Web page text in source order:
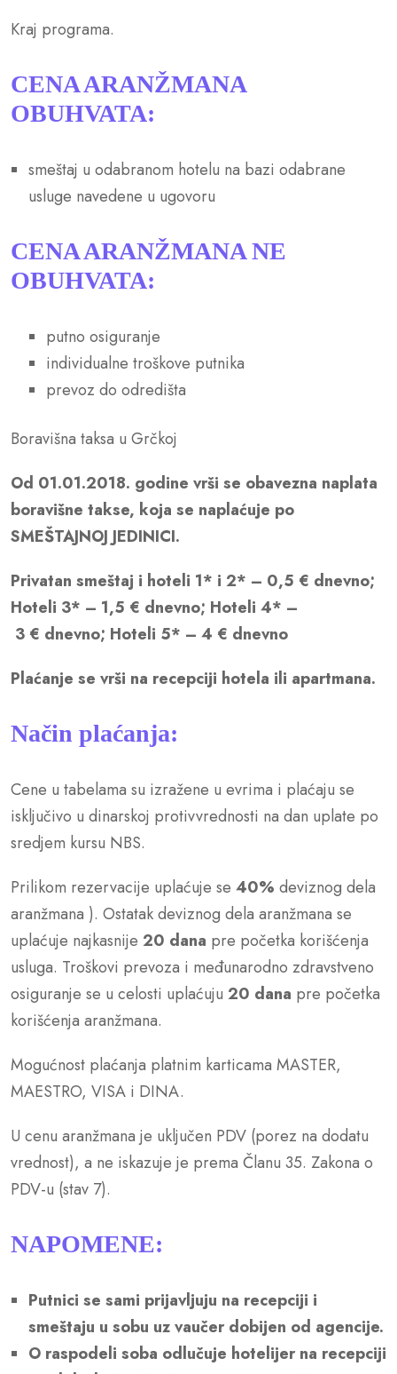
Kraj programa.
CENA ARANŽMANA
OBUHVATA:
smeštaj u odabranom hotelu na bazi odabrane
usluge navedene u ugovoru
CENA ARANŽMANA NE
OBUHVATA:
putno osiguranje
individualne troškove putnika
prevoz do odredišta
Boravišna taksa u Grčkoj
Od 01.01.2018. godine vrši se obavezna naplata
boravišne takse, koja se naplaćuje po
SMEŠTAJNOJ JEDINICI.
Privatan smeštaj i hoteli 1* i 2* – 0,5 € dnevno;
Hoteli 3* – 1,5 € dnevno; Hoteli 4* –
3 € dnevno; Hoteli 5* – 4 € dnevno
Plaćanje se vrši na recepciji hotela ili apartmana.
Način plaćanja:
Cene u tabelama su izražene u evrima i plaćaju se
isključivo u dinarskoj protivvrednosti na dan uplate po
sredjem kursu NBS.
Prilikom rezervacije uplaćuje se 40% deviznog dela
aranžmana ). Ostatak deviznog dela aranžmana se
uplaćuje najkasnije 20 dana pre početka korišćenja
usluga. Troškovi prevoza i međunarodno zdravstveno
osiguranje se u celosti uplaćuju 20 dana pre početka
korišćenja aranžmana.
Mogućnost plaćanja platnim karticama MASTER,
MAESTRO, VISA i DINA.
U cenu aranžmana je uključen PDV (porez na dodatu
vrednost), a ne iskazuje je prema Članu 35. Zakona o
PDV-u (stav 7).
NAPOMENE:
Putnici se sami prijavljuju na recepciji i
smeštaju u sobu uz vaučer dobijen od agencije.
O raspodeli soba odlučuje hotelijer na recepciji